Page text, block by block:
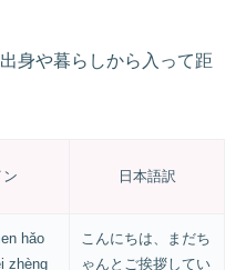
身や暮らしから入って距
ン 日本語訳
hǎo
zhèng
こんにちは、まだち
ゃんとご挨拶してい